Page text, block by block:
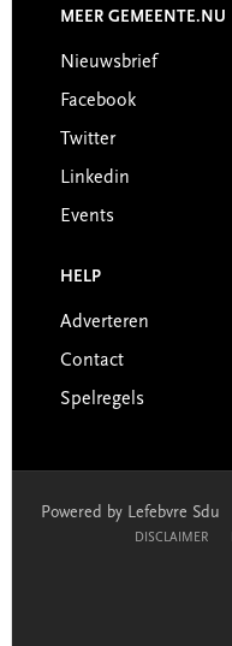
MEER GEMEENTE.NU
Nieuwsbrief
Facebook
Twitter
Linkedin
Events
HELP
Adverteren
Contact
Spelregels
Powered by Lefebvre Sdu
DISCLAIMER